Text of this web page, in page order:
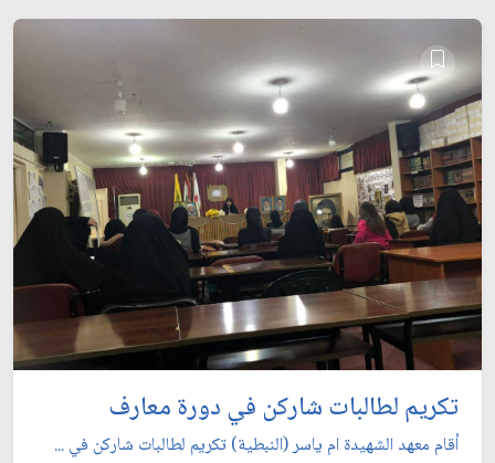
تكريم لطالبات شاركن في دورة معارف
أقام معهد الشهيدة ام ياسر (النبطية) تكريم لطالبات شاركن في ...